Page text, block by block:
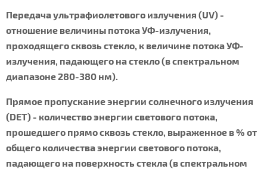
Передача ультрафиолетового излучения (UV) -
отношение величины потока УФ-излучения,
проходящего сквозь стекло, к величине потока УФ-
излучения, падающего на стекло (в спектральном
диапазоне 280-380 нм).
Прямое пропускание энергии солнечного излучения
(DET) - количество энергии светового потока,
прошедшего прямо сквозь стекло, выраженное в % от
общего количества энергии светового потока,
падающего на поверхность стекла (в спектральном